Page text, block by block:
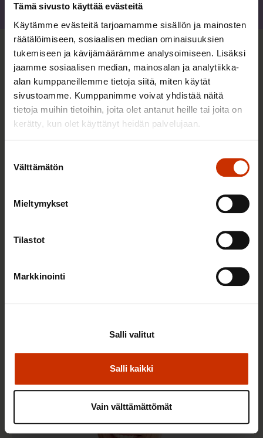
Tämä sivusto käyttää evästeitä
Käytämme evästeitä tarjoamamme sisällön ja mainosten
räätälöimiseen, sosiaalisen median ominaisuuksien
tukemiseen ja kävijämäärämme analysoimiseen. Lisäksi
jaamme sosiaalisen median, mainosalan ja analytiikka-
alan kumppaneillemme tietoja siitä, miten käytät
sivustoamme. Kumppanimme voivat yhdistää näitä
tietoja muihin tietoihin, joita olet antanut heille tai joita on
kerätty, kun olet käyttänyt heidän palvelujaan.
valinta
Välttämätön
Mieltymykset
Tilastot
Markkinointi
Salli kaikki
Salli valitut
Vain välttämättömät
Jaa
Lisää kirjoittajalta
TALOUS JA ELINKEINOELÄMÄ
Hävittäjähankinta elvyttää koko Suomen ja
alueiden taloutta